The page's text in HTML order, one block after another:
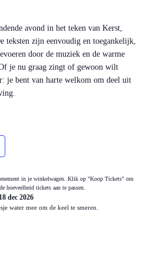
avond in het teken van Kerst,
teksten zijn eenvoudig en toegankelijk,
door de muziek en de warme
je nu graag zingt of gewoon wilt
je bent van harte welkom om deel uit
in je winkelwagen. Klik op "Koop Tickets" om
hoeveelheid tickets aan te passen.
dec 2026
water mee om de keel te smeren.